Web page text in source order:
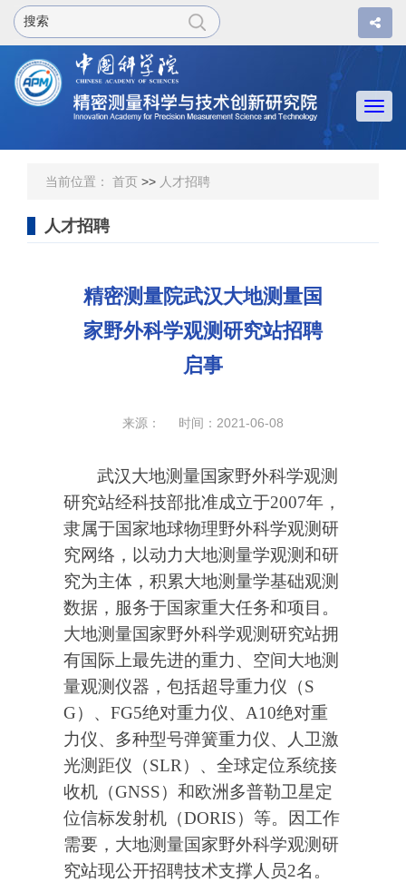
当前位置： 首页 >> 人才招聘
人才招聘
精密测量院武汉大地测量国
家野外科学观测研究站招聘
启事
来源： 时间：2021-06-08
武汉大地测量国家野外科学观测
研究站经科技部批准成立于2007年，
隶属于国家地球物理野外科学观测研
究网络，以动力大地测量学观测和研
究为主体，积累大地测量学基础观测
数据，服务于国家重大任务和项目。
大地测量国家野外科学观测研究站拥
有国际上最先进的重力、空间大地测
量观测仪器，包括超导重力仪（S
G）、 FG5绝对重力仪、 A10绝对重
力仪、多种型号弹簧重力仪、人卫激
光测距仪（SLR）、全球定位系统接
收机（GNSS）和欧洲多普勒卫星定
位信标发射机（DORIS）等。因工作
需要，大地测量国家野外科学观测研
究站现公开招聘技术支撑人员2名。